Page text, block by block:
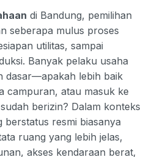
di Bandung, pemilihan
seberapa mulus proses
utilitas, sampai
Banyak pelaku usaha
dasar—apakah lebih baik
campuran, atau masuk ke
berizin? Dalam konteks
berstatus resmi biasanya
ruang yang lebih jelas,
akses kendaraan berat,